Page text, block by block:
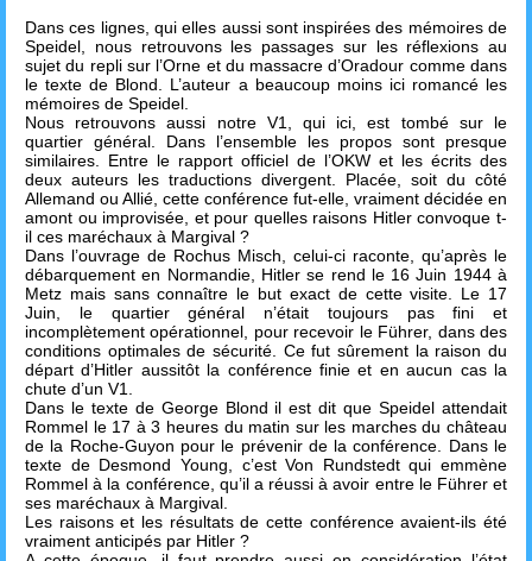
Dans ces lignes, qui elles aussi sont inspirées des mémoires de
Speidel, nous retrouvons les passages sur les réflexions au
sujet du repli sur l’Orne et du massacre d’Oradour comme dans
le texte de Blond. L’auteur a beaucoup moins ici romancé les
mémoires de Speidel.
Nous retrouvons aussi notre V1, qui ici, est tombé sur le
quartier général. Dans l’ensemble les propos sont presque
similaires. Entre le rapport officiel de l’OKW et les écrits des
deux auteurs les traductions divergent. Placée, soit du côté
Allemand ou Allié, cette conférence fut-elle, vraiment décidée en
amont ou improvisée, et pour quelles raisons Hitler convoque t-
il ces maréchaux à Margival ?
Dans l’ouvrage de Rochus Misch, celui-ci raconte, qu’après le
débarquement en Normandie, Hitler se rend le 16 Juin 1944 à
Metz mais sans connaître le but exact de cette visite. Le 17
Juin, le quartier général n’était toujours pas fini et
incomplètement opérationnel, pour recevoir le Führer, dans des
conditions optimales de sécurité. Ce fut sûrement la raison du
départ d’Hitler aussitôt la conférence finie et en aucun cas la
chute d’un V1.
Dans le texte de George Blond il est dit que Speidel attendait
Rommel le 17 à 3 heures du matin sur les marches du château
de la Roche-Guyon pour le prévenir de la conférence. Dans le
texte de Desmond Young, c’est Von Rundstedt qui emmène
Rommel à la conférence, qu’il a réussi à avoir entre le Führer et
ses maréchaux à Margival.
Les raisons et les résultats de cette conférence avaient-ils été
vraiment anticipés par Hitler ?